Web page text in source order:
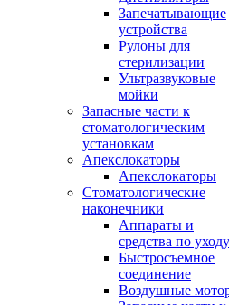
Запечатывающие
устройства
Рулоны для
стерилизации
Ультразвуковые
мойки
Запасные части к
стоматологическим
установкам
Апекслокаторы
Апекслокаторы
Стоматологические
наконечники
Аппараты и
средства по уходу
Быстросъемное
соединение
Воздушные